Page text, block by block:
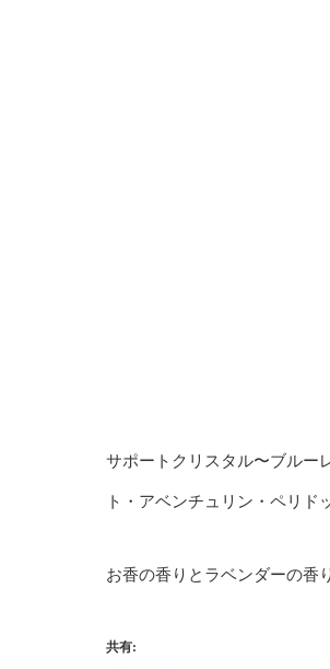
サポートクリスタル〜ブルー
ト・アベンチュリン・ペリド
お香の香りとラベンダーの香
共有: